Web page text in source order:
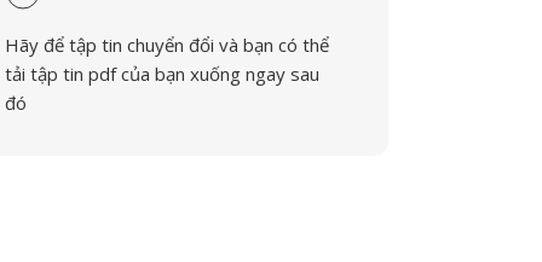
Hãy để tập tin chuyển đổi và bạn có thể
tải tập tin pdf của bạn xuống ngay sau
đó